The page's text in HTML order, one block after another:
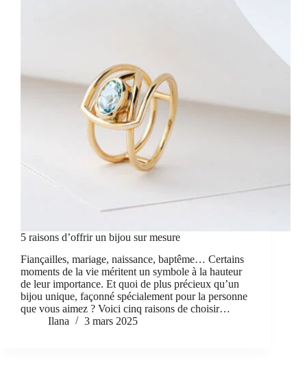
5 raisons d’offrir un bijou sur mesure
Fiançailles, mariage, naissance, baptême… Certains
moments de la vie méritent un symbole à la hauteur
de leur importance. Et quoi de plus précieux qu’un
bijou unique, façonné spécialement pour la personne
que vous aimez ? Voici cinq raisons de choisir…
Ilana
3 mars 2025